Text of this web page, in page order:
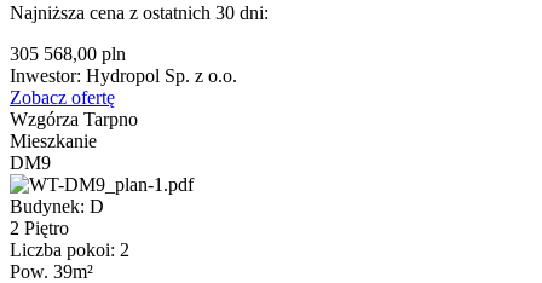
Najniższa cena z ostatnich 30 dni:
305 568,00 pln
Inwestor: Hydropol Sp. z o.o.
Zobacz ofertę
Wzgórza Tarpno
Mieszkanie
DM9
Budynek: D
2 Piętro
Liczba pokoi: 2
Pow. 39m²